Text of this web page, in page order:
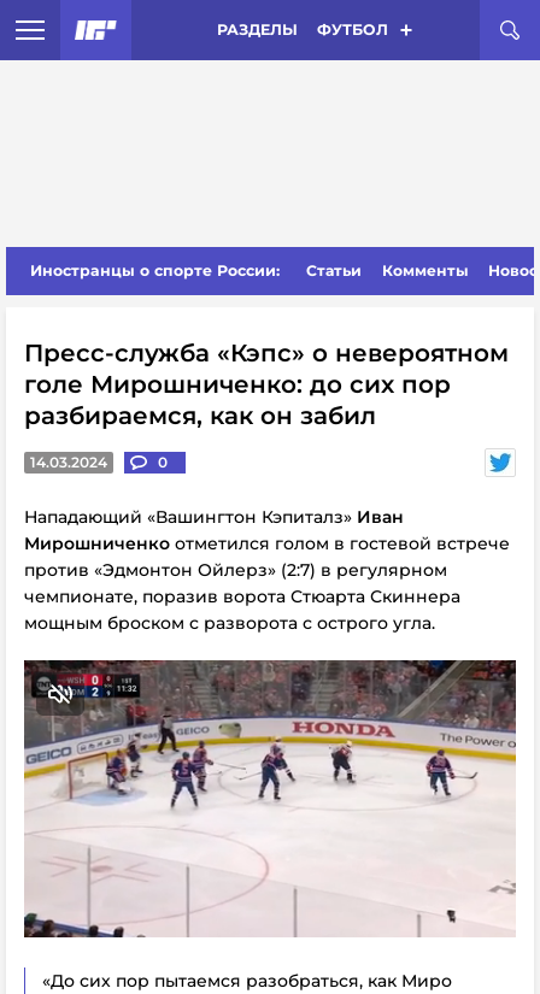
РАЗДЕЛЫ ФУТБОЛ
Иностранцы о спорте России: Статьи Комменты
Пресс-служба «Кэпс» о невероятном
голе Мирошниченко: до сих пор
разбираемся, как он забил
14.03.2024 0
Нападающий «Вашингтон Кэпиталз» Иван
Мирошниченко отметился голом в гостевой встрече
против «Эдмонтон Ойлерз» (2:7) в регулярном
чемпионате, поразив ворота Стюарта Скиннера
мощным броском с разворота с острого угла.
«До сих пор пытаемся разобраться, как Миро